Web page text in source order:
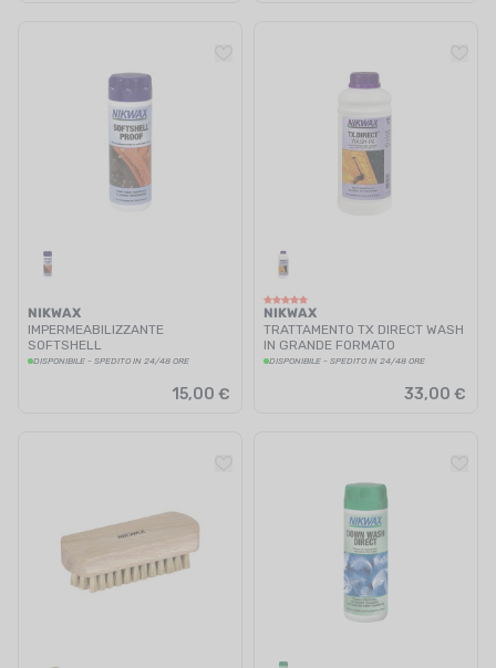
NIKWAX
IMPERMEABILIZZANTE
SOFTSHELL
DISPONIBILE - SPEDITO IN 24/48 ORE
15,00 €
NIKWAX
TRATTAMENTO TX DIRECT WASH
IN GRANDE FORMATO
DISPONIBILE - SPEDITO IN 24/48 ORE
33,00 €